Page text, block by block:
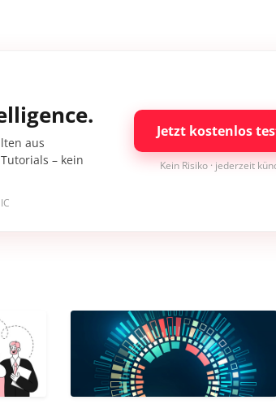
aus
– kein
Jetzt kostenlos
Kein Risiko · jederzeit